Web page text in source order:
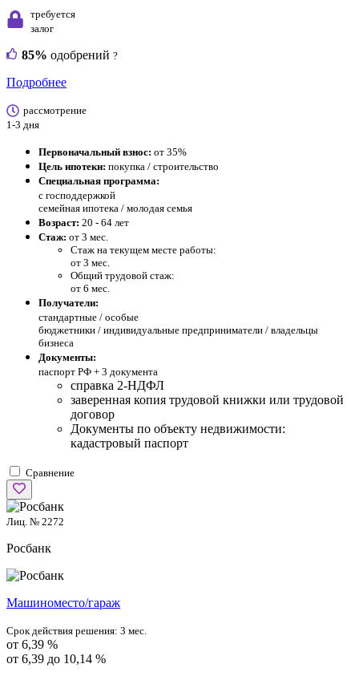
требуется
залог
85% одобрений ?
Подробнее
рассмотрение
1-3 дня
Первоначальный взнос: от 35%
Цель ипотеки: покупка / строительство
Специальная программа:
с господдержкой
семейная ипотека / молодая семья
Возраст: 20 - 64 лет
Стаж: от 3 мес.
Стаж на текущем месте работы:
от 3 мес.
Общий трудовой стаж:
от 6 мес.
Получатели:
стандартные / особые
бюджетники / индивидуальные предприниматели / владельцы
бизнеса
Документы:
паспорт РФ + 3 документа
справка 2-НДФЛ
заверенная копия трудовой книжки или трудовой
договор
Документы по объекту недвижимости:
кадастровый паспорт
Сравнение
Лиц. № 2272
Росбанк
Машиноместо/гараж
Срок действия решения: 3 мес.
от 6,39 %
от 6,39 до 10,14 %